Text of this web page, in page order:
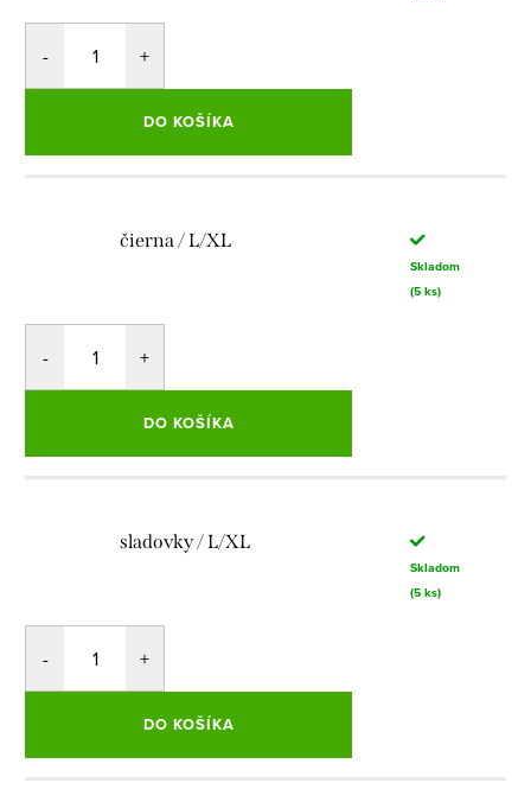
DO KOŠÍKA
čierna / L/XL
Skladom
(5 ks)
DO KOŠÍKA
sladovky / L/XL
Skladom
(5 ks)
DO KOŠÍKA